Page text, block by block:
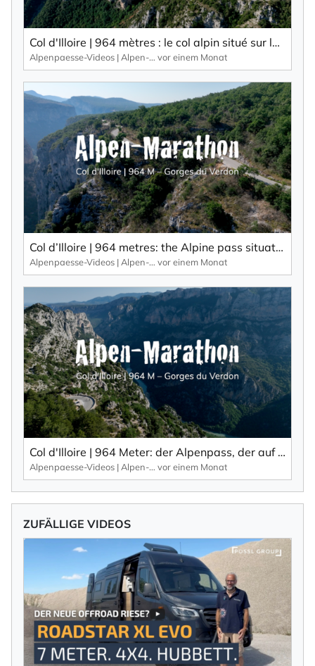
Col d'Illoire | 964 mètres : le col alpin situé sur le plateau des Gorges du Verdon, un canyon profond de 700 mètres.
Alpenpaesse-Videos | Alpen-Marathon vor einem Monat
Col d’Illoire | 964 metres: the Alpine pass situated on the plateau of the 700-metre-deep gorge, the Gorges du Verdon.
Alpenpaesse-Videos | Alpen-Marathon vor einem Monat
Col d'Illoire | 964 Meter: der Alpenpass, der auf dem Plateau der 700 Meter tiefen Schlucht, Gorges du Verdon liegt.
Alpenpaesse-Videos | Alpen-Marathon vor einem Monat
ZUFÄLLIGE VIDEOS
selbst abbestellen kann.
Ihrer Daten gemäß der
Datenschutzerklärung durch KlickTipp.
Newsletter abonnieren